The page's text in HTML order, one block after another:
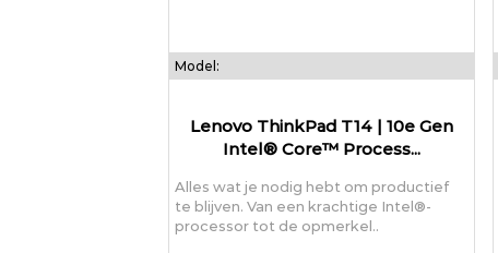
Model:
Lenovo ThinkPad T14 | 10e Gen
Intel® Core™ Process...
Alles wat je nodig hebt om productief
te blijven. Van een krachtige Intel®-
processor tot de opmerkel..